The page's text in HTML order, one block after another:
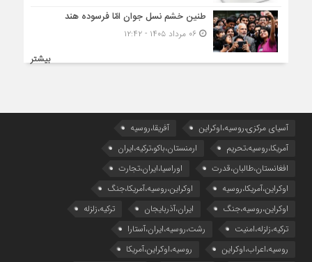
طنین خشم نسل جوان امّا فرسوده هند
۰۶ مرداد ۱۴۰۵ - ۱۲:۴۲
بیشتر
آسیای مرکزی،روسیه،اوکراین
آفریقا،روسیه
آمریکا،روسیه،تحریم
ارمنستان،باکو،ترکیه،ایران
افغانستان،طالبان،قدرت
اوراسیا،ایران،تجارت
اوکراین،آمریکا،روسیه
اوکراین،روسیه،آمریکا،جنگ
اوکراین،روسیه،جنگ
ایران،آذربایجان
ترکیه،زلزله
ترکیه،زلزله،امنیت
رشت،روسیه،ایران،آستارا
روسیه،اعراب،اوکراین
روسیه،اوکراین،آمریکا